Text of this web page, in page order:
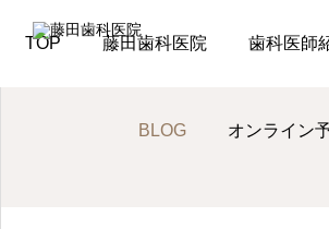
TOP 藤田歯科医院 歯科医師
BLOG オンライン
BLOG 活動報告 年末調整の電